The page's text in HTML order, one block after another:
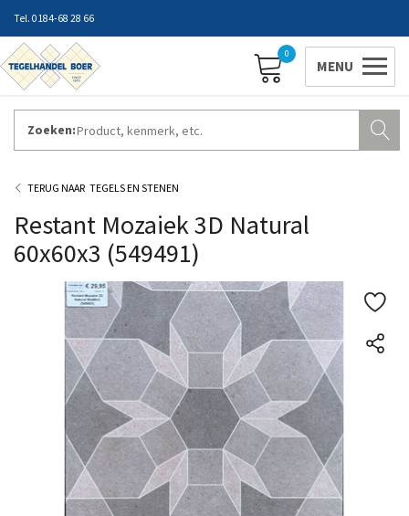
0184-68 28 66
0
Zoeken:
ZAKELIJK INLOGGEN
TEGELS EN STENEN
Restant Mozaiek 3D Natural
60x60x3 (549491)